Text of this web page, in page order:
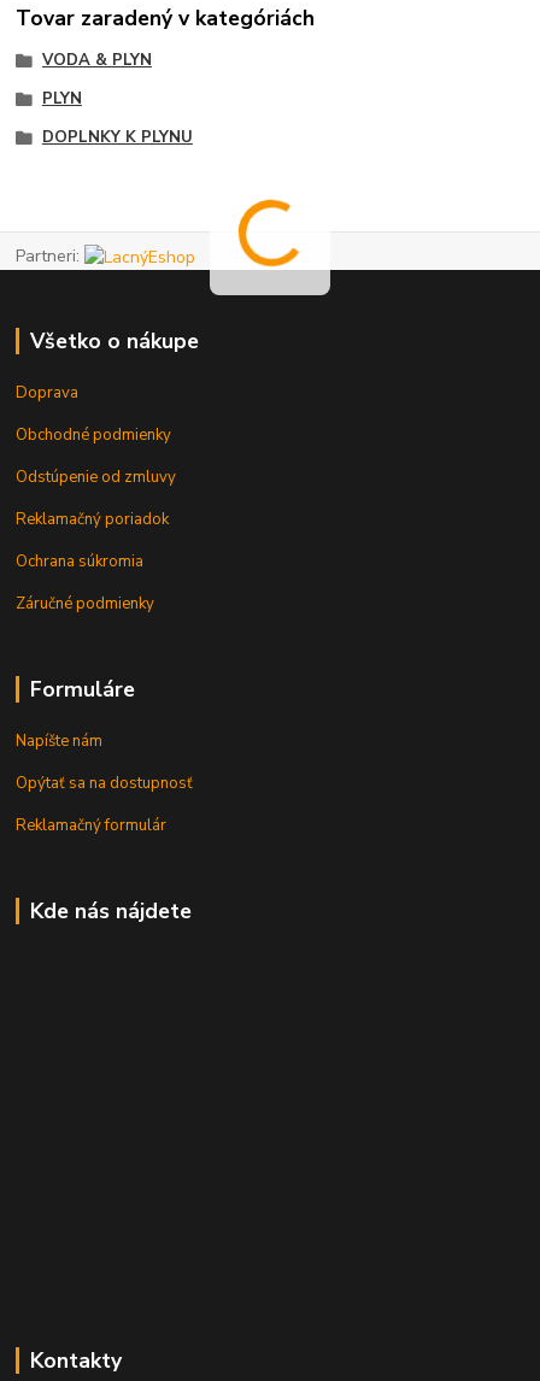
Tovar zaradený v kategóriách
VODA & PLYN
PLYN
DOPLNKY K PLYNU
Partneri:
Všetko o nákupe
Doprava
Obchodné podmienky
Odstúpenie od zmluvy
Reklamačný poriadok
Ochrana súkromia
Záručné podmienky
Formuláre
Napíšte nám
Opýtať sa na dostupnosť
Reklamačný formulár
Kde nás nájdete
Kontakty